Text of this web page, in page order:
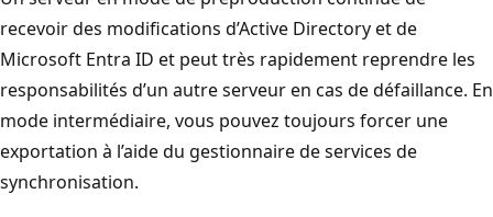
recevoir des modifications d’Active Directory et de
Microsoft Entra ID et peut très rapidement reprendre les
responsabilités d’un autre serveur en cas de défaillance. En
mode intermédiaire, vous pouvez toujours forcer une
exportation à l’aide du gestionnaire de services de
synchronisation.